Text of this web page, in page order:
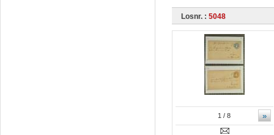
Losnr. : 5048
»
1 / 8